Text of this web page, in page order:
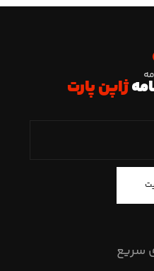
ژاپن پارت
سریع